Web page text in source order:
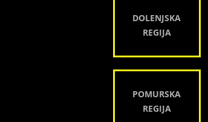
DOLENJSKA
REGIJA
POMURSKA
REGIJA